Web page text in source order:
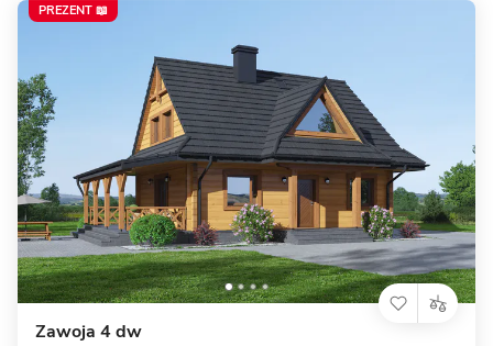
Zawoja 4 dw
PREZENT 📖